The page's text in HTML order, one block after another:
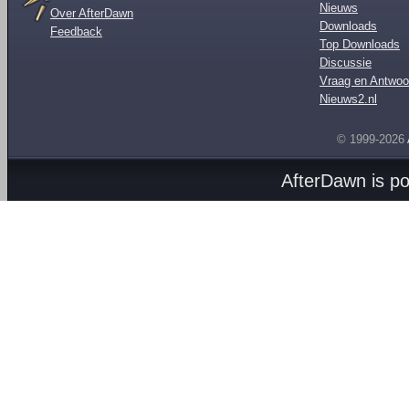
Over AfterDawn
Feedback
Nieuws
Downloads
Top Downloads
Discussie
Vraag en
Nieuws2.nl
© 1999-2026
AfterDawn is